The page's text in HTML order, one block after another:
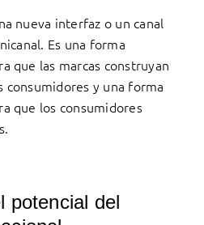
nueva interfaz o un canal
Es una forma
que las marcas construyan
consumidores y una forma
que los consumidores
potencial del